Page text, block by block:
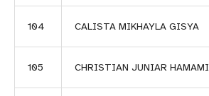
104 CALISTA MIKHAYLA GISYA
105 CHRISTIAN JUNIAR HAMAMI